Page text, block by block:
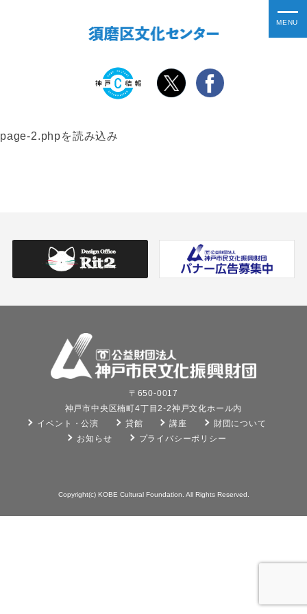
page-2.phpを読み込み
〒650-0017
神戸市中央区楠町4丁目2-2神戸文化ホール内
イベント・公演
貸館 講座
財団について
お知らせ
プライバシーポリシー
Copyright(c) KOBE Cultural Foundation. All Rights Reserved.